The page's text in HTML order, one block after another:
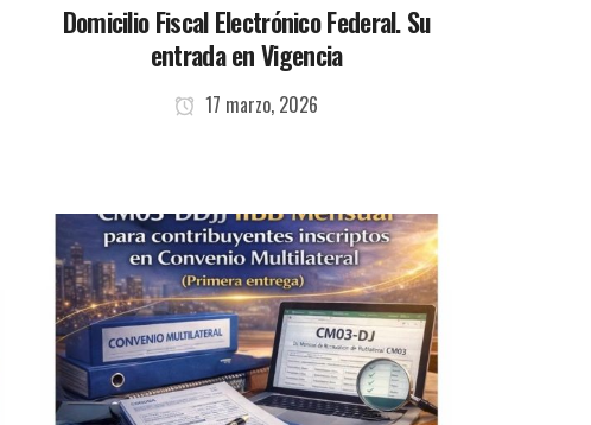
Domicilio Fiscal Electrónico Federal. Su
entrada en Vigencia
17 marzo, 2026